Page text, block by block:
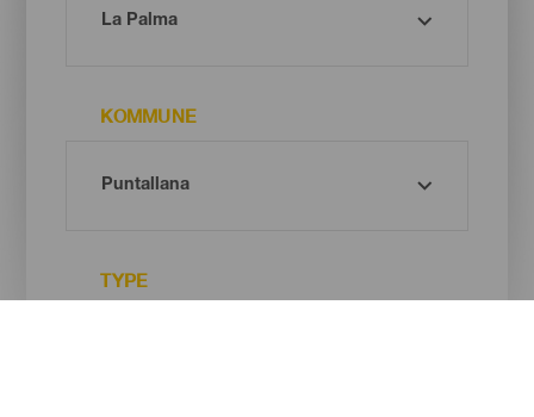
KOMMUNE
TYPE